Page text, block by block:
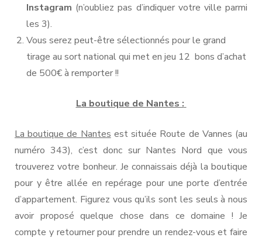
Instagram (n’oubliez pas d’indiquer votre ville parmi
les 3).
Vous serez peut-être sélectionnés pour le grand
tirage au sort national qui met en jeu 12 bons d’achat
de 500€ à remporter !!
La boutique de Nantes :
La boutique de Nantes est située Route de Vannes (au
numéro 343), c’est donc sur Nantes Nord que vous
trouverez votre bonheur. Je connaissais déjà la boutique
pour y être allée en repérage pour une porte d’entrée
d’appartement. Figurez vous qu’ils sont les seuls à nous
avoir proposé quelque chose dans ce domaine ! Je
compte y retourner pour prendre un rendez-vous et faire